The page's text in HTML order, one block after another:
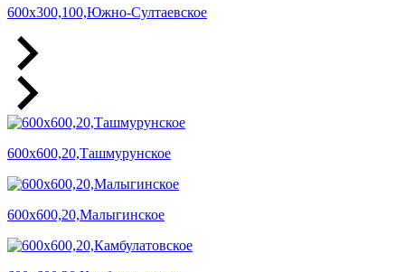
600х300,100,Южно-Султаевское
600х600,20,Ташмурунское
600х600,20,Малыгинское